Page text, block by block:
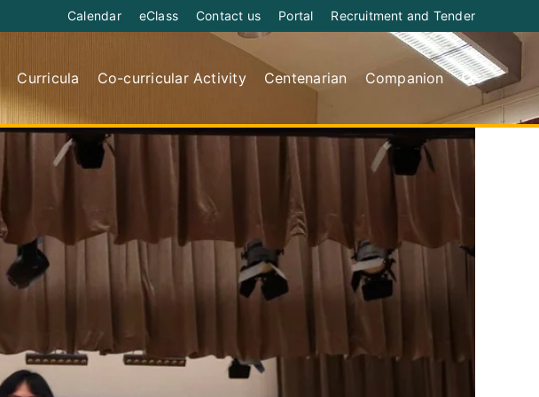
Calendar eClass Contact us Portal Recruitment and Tender
Curricula Co-curricular Activity Centenarian Companion